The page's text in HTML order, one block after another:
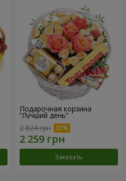
Подарочная корзина
“Лучший день”
2 824 грн
Заказать